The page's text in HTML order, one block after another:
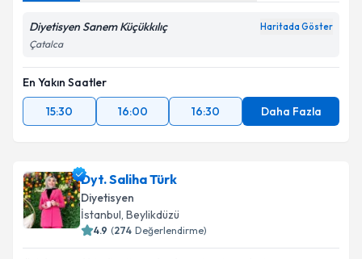
Diyetisyen Sanem Küçükkılıç Haritada Göster
Çatalca
En Yakın Saatler
15:30
16:00 16:30 Daha Fazla
Dyt. Saliha Türk
Diyetisyen
İstanbul, Beylikdüzü
4.9 (274 Değerlendirme)